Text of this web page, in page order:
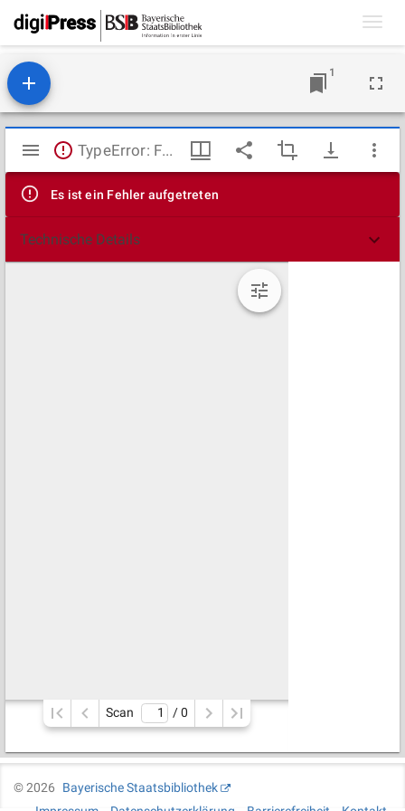
1
Mirador
Viewer
TypeError: Failed to fetch
Es ist ein Fehler aufgetreten
Technische Details
Scan / 0
©2026
Bayerische Staatsbibliothek